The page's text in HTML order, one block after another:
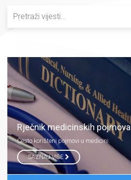
Rječnik medicinskih pojmova
Često korišteni pojmovi u medicini.
SAZNAJ VIŠE